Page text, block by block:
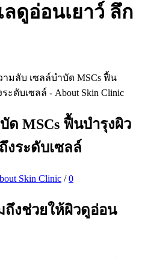
ดูอ่อนเยาว์ ลึก
ด MSCs ฟื้นบำรุงผิว
งระดับเซลล์
Skin Clinic / 0
ถึงช่วยให้ผิวดูอ่อน